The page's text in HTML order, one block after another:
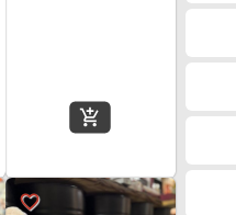
add_shopping_cart
favorite_border